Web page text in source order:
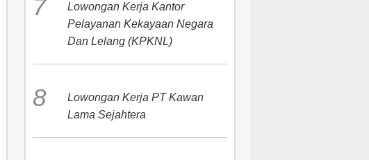
Lowongan Kerja Kantor
Pelayanan Kekayaan Negara
Dan Lelang (KPKNL)
Lowongan Kerja PT Kawan
Lama Sejahtera